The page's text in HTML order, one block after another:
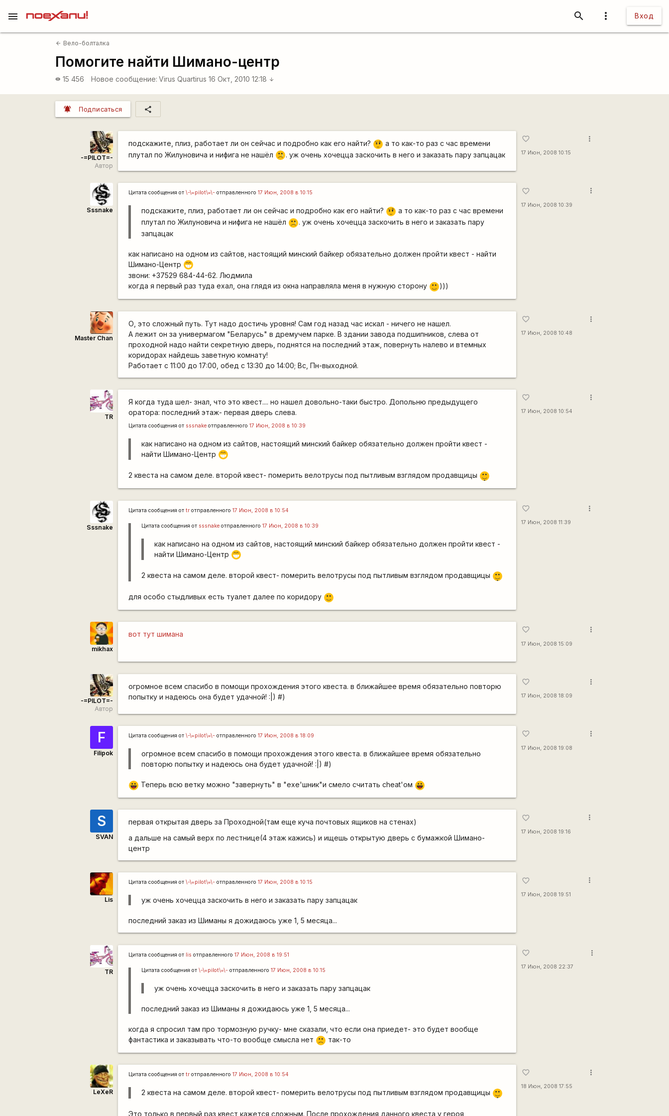
more_vert Вход
search
menu
arrow_back Вело-болталка
Помогите найти Шимано-центр
visibility 15 456 Новое сообщение: Virus Quartirus 16 Окт, 2010 12:18 arrow_downward
notifications_active Подписаться share
-=PILOT=-
Автор
подскажите, плиз, работает ли он сейчас и подробно как его найти? ??? а то как-то раз с час времени
плутал по Жилуновича и нифига не нашёл
:'( . уж очень хочецца заскочить в него и заказать пару запцацак
favorite_border
17 Июн, 2008 10:15
more_vert
Sssnake
Цитата сообщения от\-\=pilot\=\- отправленного17 Июн, 2008 в 10:15
подскажите, плиз, работает ли он сейчас и подробно как его найти? ??? а то как-то раз с час времени
плутал по Жилуновича и нифига не нашёл
:'( . уж очень хочецца заскочить в него и заказать пару
запцацак
как написано на одном из сайтов, настоящий минский байкер обязательно должен пройти квест - найти
Шимано-Центр ;D
звони: +37529 684-44-62. Людмила
когда я первый раз туда ехал, она глядя из окна направляла меня в нужную сторону :) )))
favorite_border
17 Июн, 2008 10:39
more_vert
Master Chan
О, это сложный путь. Тут надо достичь уровня! Сам год назад час искал - ничего не нашел.
А лежит он за универмагом "Беларусь" в дремучем парке. В здании завода подшипников, слева от
проходной надо найти секретную дверь, поднятся на последний этаж, повернуть налево и втемных
коридорах найдешь заветную комнату!
Работает с 11:00 до 17:00, обед с 13:30 до 14:00; Вс, Пн-выходной.
favorite_border
17 Июн, 2008 10:48
more_vert
TR
Я когда туда шел- знал, что это квест.... но нашел довольно-таки быстро. Допольню предыдущего
оратора: последний этаж- первая дверь слева.
Цитата сообщения от sssnake отправленного17 Июн, 2008 в 10:39
как написано на одном из сайтов, настоящий минский байкер обязательно должен пройти квест -
найти Шимано-Центр ;D
2 квеста на самом деле. второй квест- померить велотрусы под пытливым взглядом продавщицы
|-)
_)
favorite_border
17 Июн, 2008 10:54
more_vert
Sssnake
Цитата сообщения отtr отправленного17 Июн, 2008 в 10:54
Цитата сообщения от sssnake отправленного17 Июн, 2008 в 10:39
как написано на одном из сайтов, настоящий минский байкер обязательно должен пройти квест -
найти Шимано-Центр ;D
2 квеста на самом деле. второй квест- померить велотрусы под пытливым взглядом продавщицы
|-)
_)
для особо стыдливых есть туалет далее по коридору :)
favorite_border
17 Июн, 2008 11:39
more_vert
mikhax
вот тут шимана
favorite_border
17 Июн, 2008 15:09
more_vert
-=PILOT=-
Автор
огромное всем спасибо в помощи прохождения этого квеста. в ближайшее время обязательно повторю
попытку и надеюсь она будет удачной! :|) #)
favorite_border
17 Июн, 2008 18:09
more_vert
F
Filipok
Цитата сообщения от\-\=pilot\=\- отправленного17 Июн, 2008 в 18:09
огромное всем спасибо в помощи прохождения этого квеста. в ближайшее время обязательно
повторю попытку и надеюсь она будет удачной! :|) #)
|-)) Теперь всю ветку можно "завернуть" в "exe'шник"и смело считать cheat'ом |-))
favorite_border
17 Июн, 2008 19:08
more_vert
S
SVAN
первая открытая дверь за Проходной(там еще куча почтовых ящиков на стенах)
а дальше на самый верх по лестнице(4 этаж кажись) и ищешь открытую дверь с бумажкой Шимано-
центр
favorite_border
17 Июн, 2008 19:16
more_vert
Lis
Цитата сообщения от\-\=pilot\=\- отправленного17 Июн, 2008 в 10:15
уж очень хочецца заскочить в него и заказать пару запцацак
последний заказ из Шиманы я дожидаюсь уже 1, 5 месяца...
favorite_border
17 Июн, 2008 19:51
more_vert
TR
Цитата сообщения от lis отправленного17 Июн, 2008 в 19:51
Цитата сообщения от\-\=pilot\=\- отправленного17 Июн, 2008 в 10:15
уж очень хочецца заскочить в него и заказать пару запцацак
последний заказ из Шиманы я дожидаюсь уже 1, 5 месяца...
когда я спросил там про тормозную ручку- мне сказали, что если она приедет- это будет вообще
фантастика и заказывать что-то вообще смысла нет
:( так-то
favorite_border
17 Июн, 2008 22:37
more_vert
LeXeR
Цитата сообщения отtr отправленного17 Июн, 2008 в 10:54
2 квеста на самом деле. второй квест- померить велотрусы под пытливым взглядом продавщицы
|-)
_)
Это только в первый раз квест кажется сложным. После прохождения данного квеста у героя
favorite_border
18 Июн, 2008 17:55
more_vert